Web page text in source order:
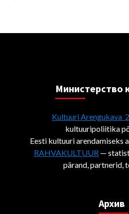
Министерствo
Kultuuri Arengukava
kultuuripoliitika
Eesti kultuuri arendamiseks
RAHVAKULTUUR —
pärand, partnerid,
Архив